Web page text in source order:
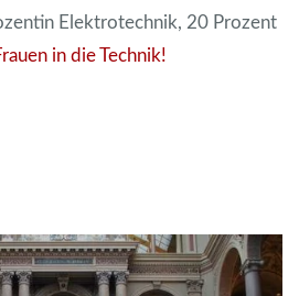
Elektrotechnik, 20 Prozent
in die Technik!